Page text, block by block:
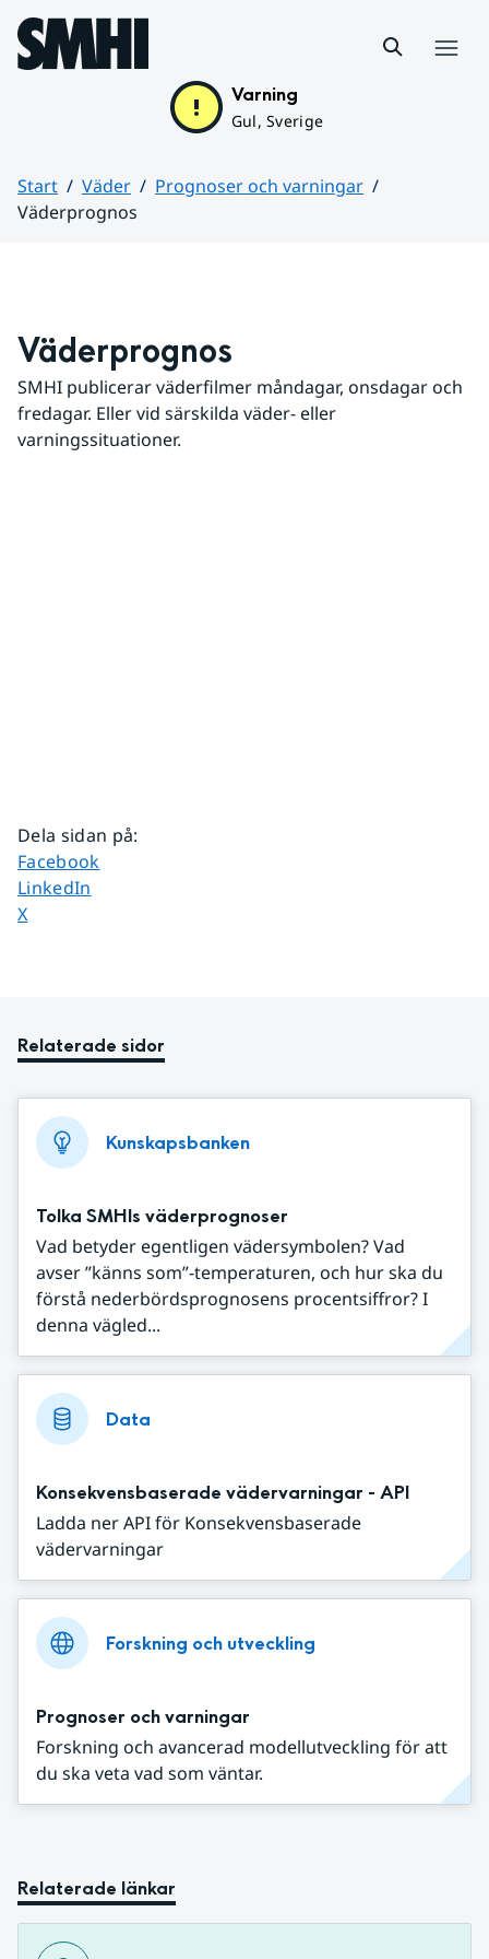
Hoppa till sidans innehåll
Varning
Gul, Sverige
Start Väder
Prognoser och varningar
Väderprognos
Väderprognos
SMHI publicerar väderfilmer måndagar, onsdagar och
fredagar. Eller vid särskilda väder- eller
varningssituationer.
Dela sidan på:
Dela sidan på
Facebook
Dela sidan på
LinkedIn
Dela sidan på
X
Relaterade sidor
Kunskapsbanken
Tolka SMHIs väderprognoser
Vad betyder egentligen vädersymbolen? Vad
avser ”känns som”-temperaturen, och hur ska du
förstå nederbördsprognosens procentsiffror? I
denna vägled...
Data
Konsekvensbaserade vädervarningar - API
Ladda ner API för Konsekvensbaserade
vädervarningar
Forskning och utveckling
Prognoser och varningar
Forskning och avancerad modellutveckling för att
du ska veta vad som väntar.
Relaterade länkar